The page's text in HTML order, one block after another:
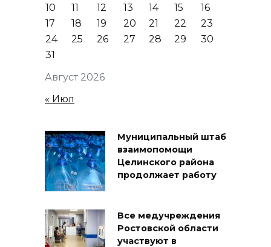
Август 2026
10
11 12 13 14 15
16
17
18 19 20 21 22
23
24
25 26 27 28 29
30
31
« Июл
Муниципальный штаб
взаимопомощи
Целинского района
продолжает работу
Все медучреждения
Ростовской области
участвуют в